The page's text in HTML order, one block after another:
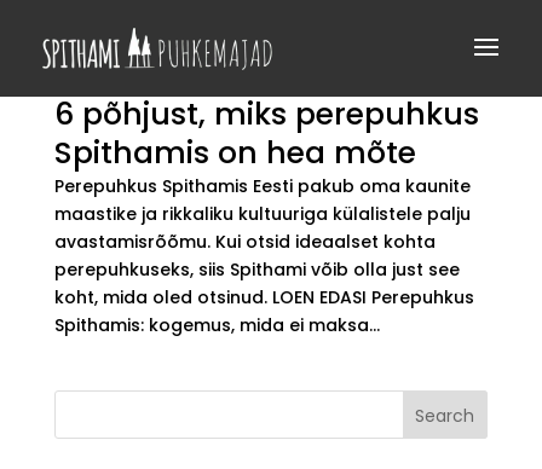
6 põhjust, miks perepuhkus
Spithamis on hea mõte
Perepuhkus Spithamis Eesti pakub oma kaunite
maastike ja rikkaliku kultuuriga külalistele palju
avastamisrõõmu. Kui otsid ideaalset kohta
perepuhkuseks, siis Spithami võib olla just see
koht, mida oled otsinud. LOEN EDASI Perepuhkus
Spithamis: kogemus, mida ei maksa...
Search